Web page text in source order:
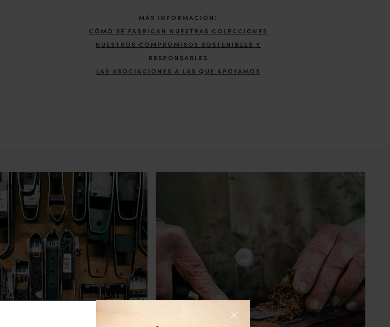
más información:
cómo se fabrican nuestras colecciones
nuestros compromisos sostenibles y
responsables
las asociaciones a las que apoyamos